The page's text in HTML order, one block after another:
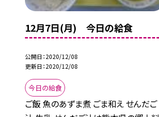
12月7日(月) 今日の給食
公開日 2020/12/08
更新日 2020/12/08
今日の給食
ご飯 魚のあずま煮 ごま和え せんだご